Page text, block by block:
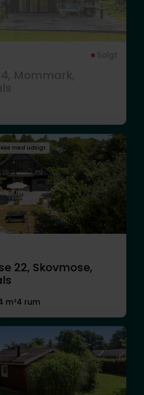
med udsigt
22, Skovmose,
m²4 rum